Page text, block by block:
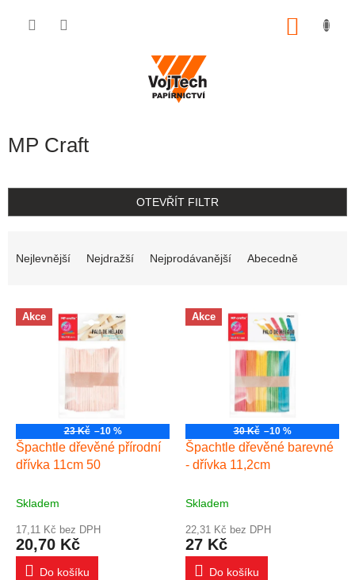
MP Craft
OTEVŘÍT FILTR
Nejlevnější Nejdražší Nejprodávanější Abecedně
Výpis produktů
Akce
23 Kč –10 %
Špachtle dřevěné přírodní
dřívka 11cm 50
Skladem
17,11 Kč bez DPH
20,70 Kč
Do košíku
Akce
30 Kč –10 %
Špachtle dřevěné barevné
- dřívka 11,2cm
Skladem
22,31 Kč bez DPH
27 Kč
Do košíku